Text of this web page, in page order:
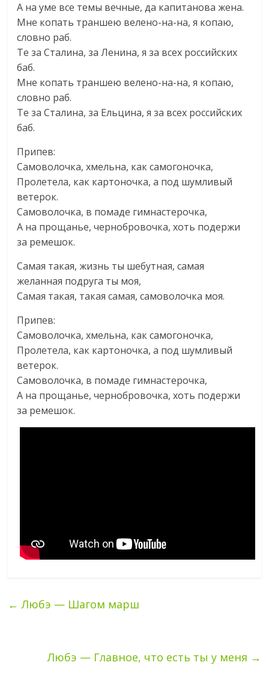
А на уме все темы вечные, да капитанова жена.
Мне копать траншею велено-на-на, я копаю,
словно раб.
Те за Сталина, за Ленина, я за всех российских
баб.
Мне копать траншею велено-на-на, я копаю,
словно раб.
Те за Сталина, за Ельцина, я за всех российских
баб.
Припев:
Самоволочка, хмельна, как самогоночка,
Пролетела, как картоночка, а под шумливый
ветерок.
Самоволочка, в помаде гимнастерочка,
А на прощанье, чернобровочка, хоть подержи
за ремешок.
Самая такая, жизнь ты шебутная, самая
желанная подpyга ты моя,
Самая такая, такая самая, самоволочка моя.
Припев:
Самоволочка, хмельна, как самогоночка,
Пролетела, как картоночка, а под шумливый
ветерок.
Самоволочка, в помаде гимнастерочка,
А на прощанье, чернобровочка, хоть подержи
за ремешок.
← Любэ — Шагом марш
Любэ — Главное, что есть ты у меня →